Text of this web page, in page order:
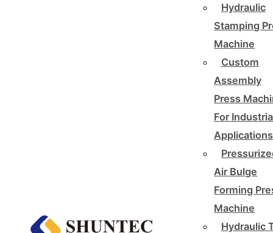
Hydraulic
Stamping
Machine
Custom
Assembly
Press
For
Applications
Air Bulge
Forming
Machine
Hydraulic